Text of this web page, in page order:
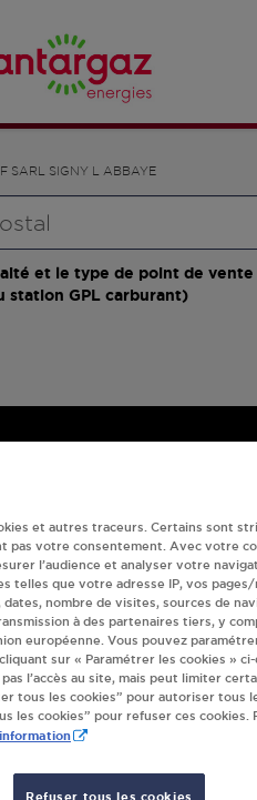
SARL SIGNY L ABBAYE
et le type de point de
station GPL carburant)
et autres traceurs. Certains sont
pas votre consentement. Avec votre
l’audience et analyser votre
telles que votre adresse IP, vos
nombre de visites, sources de
à des partenaires tiers, y
européenne. Vous pouvez
sur « Paramétrer les cookies »
l’accès au site, mais peut limiter
tous les cookies” pour autoriser tous
les cookies” pour refuser ces cookies.
Refuser tous les cookies